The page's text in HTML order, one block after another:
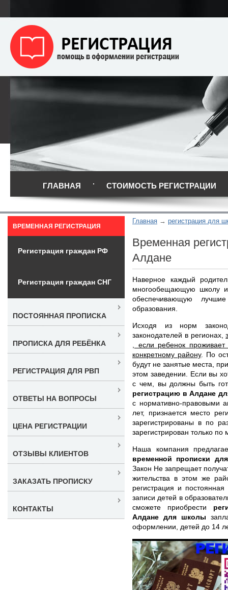
ГЛАВНАЯ СТОИМОСТЬ РЕГИСТРАЦИИ
Главная регистрация для
Временная
Алдане
Наверное каждый
многообещающую школу
обеспечивающую
образования.
Исходя из норм
законодателей в регионах,
, если ребенок
конкретному району. По
будут не занятые места,
этом заведении. Если вы
с чем, вы должны быть
регистрацию в Алдане
с нормативно-правовыми
лет, признается место
зарегистрированы в по
зарегистрирован только по
Наша компания
временной прописки
Закон Не запрещает
жительства в этом же
регистрация и
записи детей в
сможете приобрести
Алдане для школы
оформлении, детей до 14
ВРЕМЕННАЯ РЕГИСТРАЦИЯ
Регистрация граждан РФ
Регистрация граждан СНГ
ПОСТОЯННАЯ ПРОПИСКА
ПРОПИСКА ДЛЯ РЕБЁНКА
РЕГИСТРАЦИЯ ДЛЯ РВП
ОТВЕТЫ НА ВОПРОСЫ
ЦЕНА РЕГИСТРАЦИИ
ОТЗЫВЫ КЛИЕНТОВ
ЗАКАЗАТЬ ПРОПИСКУ
КОНТАКТЫ